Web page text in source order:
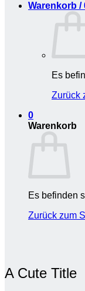
Warenkorb /
Es
Zurück
0
Warenkorb
Es befinden
Zurück zum
A Cute Title